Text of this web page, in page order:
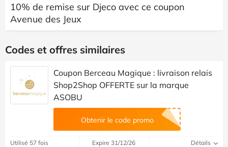
10% de remise sur Djeco avec ce coupon
Avenue des Jeux
Codes et offres similaires
Coupon Berceau Magique : livraison relais
Shop2Shop OFFERTE sur la marque
ASOBU
Obtenir le code promo
Utilisé 57 fois Expire 31/12/26 Détails